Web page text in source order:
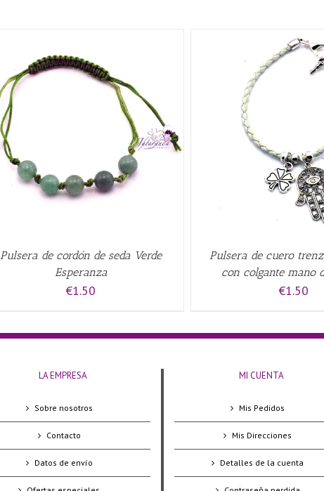
Pulsera de cordón de seda Verde
Esperanza
€1.50
QUICK VIEW
Pulsera de cuero
con colgante mano
€1.50
AÑADIR AL CARRITO /
LA EMPRESA
Sobre nosotros
Contacto
Datos de envío
MI CUENTA
Mis Pedidos
Mis Direcciones
Detalles de la cuenta